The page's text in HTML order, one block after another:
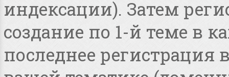
индексации). Затем
создание по 1-й теме в
последнее регистрация